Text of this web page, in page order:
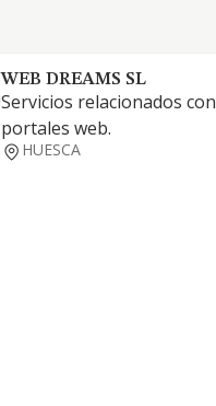
WEB DREAMS SL
Servicios relacionados con
portales web.
HUESCA